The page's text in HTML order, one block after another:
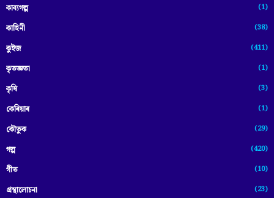
কাব্যগল্প (1)
কাহিনী (38)
কুইজ (411)
কৃতজ্ঞতা (1)
কৃষি (3)
কেৰিয়াৰ (1)
কৌতুক (29)
গল্প (420)
গীত (10)
গ্ৰন্থালোচনা (23)